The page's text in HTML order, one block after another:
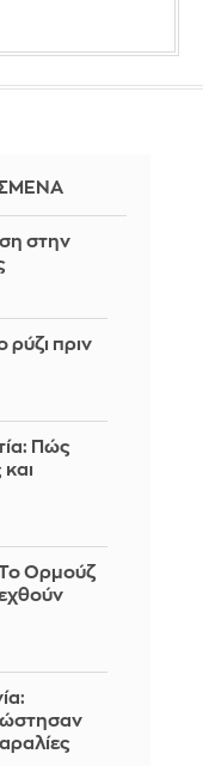
στην
ρύζι πριν
Πώς
Ορμούζ